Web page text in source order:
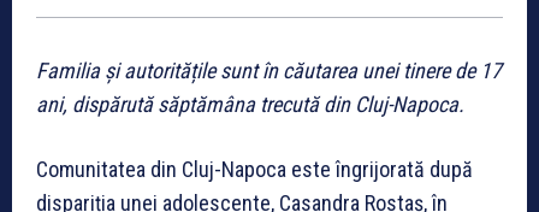
Familia și autoritățile sunt în căutarea unei tinere de 17
ani, dispărută săptămâna trecută din Cluj-Napoca.
Comunitatea din Cluj-Napoca este îngrijorată după
dispariția unei adolescente, Casandra Rostaș, în